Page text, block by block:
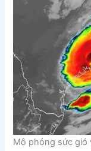
Mô phỏng sức gió